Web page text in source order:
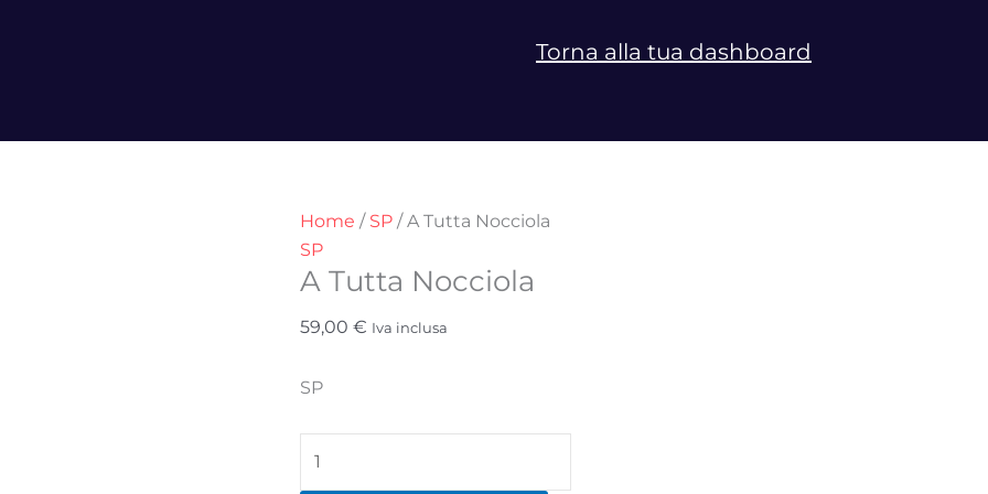
Torna alla tua dashboard
Home / SP / A Tutta Nocciola
SP
A Tutta Nocciola
59,00 € Iva inclusa
SP